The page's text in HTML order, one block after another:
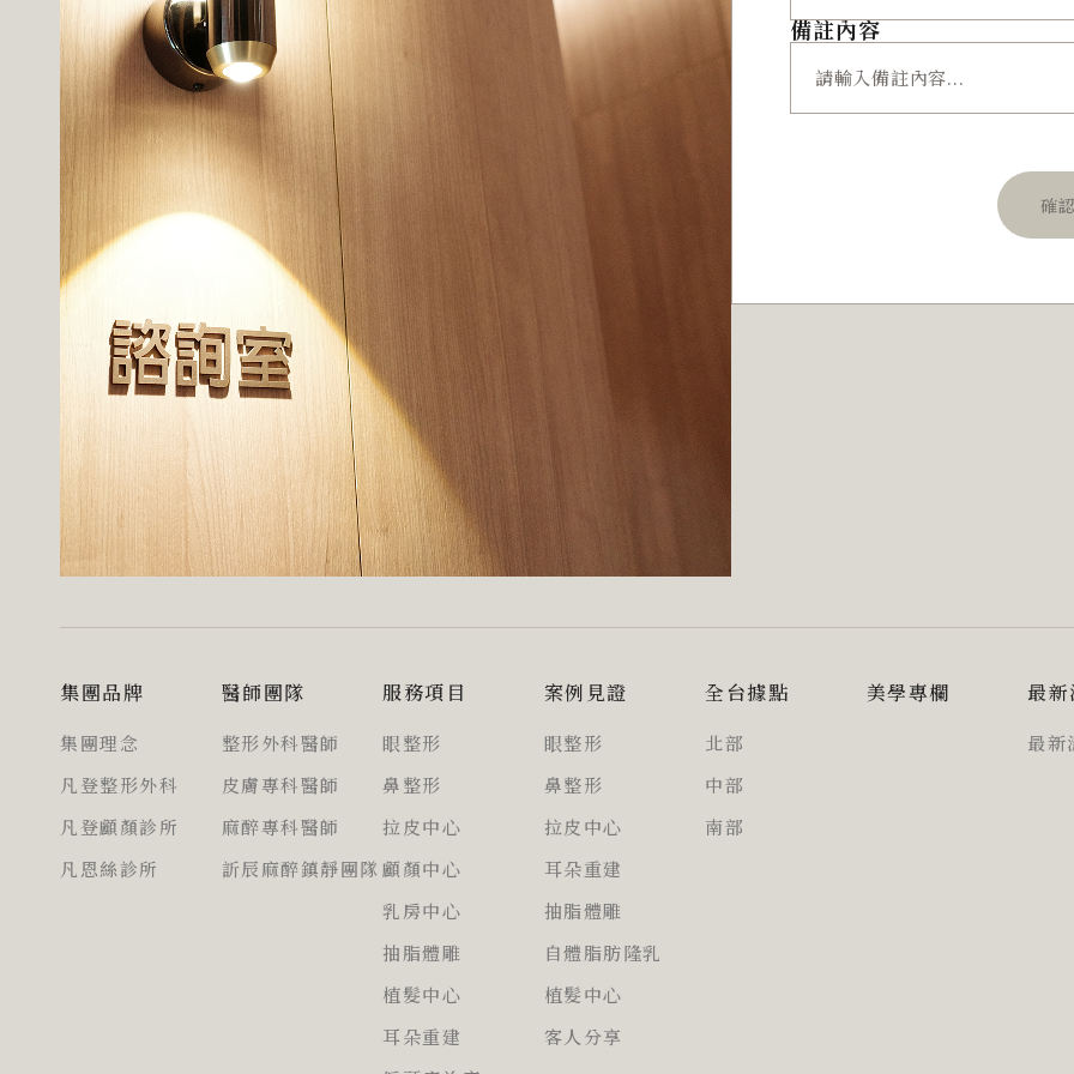
備註內容
確
集團品牌
集團理念
凡登整形外科
凡登顱顏診所
凡恩絲診所
醫師團隊
整形外科醫師
皮膚專科醫師
麻醉專科醫師
訢辰麻醉鎮靜團隊
服務項目
眼整形
鼻整形
拉皮中心
顱顏中心
乳房中心
抽脂體雕
植髮中心
耳朵重建
案例見證
眼整形
鼻整形
拉皮中心
耳朵重建
抽脂體雕
自體脂肪隆乳
植髮中心
客人分享
全台據點
北部
中部
南部
美學專欄 最
最新